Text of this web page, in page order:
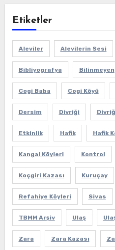
Etiketler
Aleviler Alevilerin Sesi
Bibliyografya Bilinmeyen
Cogi Baba Cogi Köyü
Dersim Divriği
Etkinlik Hafik Hafik
Kangal Köyleri Kontrol
Koçgiri Kazası Kuruçay
Refahiye Köyleri Sivas
TBMM Arşiv Ulaş
Zara Zara Kazası